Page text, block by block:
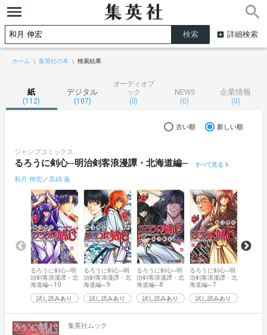
詳細検索
ホーム 集英社の本 検索結果
紙
(112)
デジタル
(107)
オーディオブ
ック
(0)
NEWS
(0)
企業情報
(0)
古い順 新しい順
ジャンプコミックス
るろうに剣心─明治剣客浪漫譚・北海道編─ すべて見る
和月 伸宏／黒碕 薫
るろうに剣心─明
治剣客浪漫譚・北
海道編─ 10
試し読みあり
るろうに剣心─明
治剣客浪漫譚・北
海道編─ 9
試し読みあり
るろうに剣心─明
治剣客浪漫譚・北
海道編─ 8
試し読みあり
るろうに剣心─明
治剣客浪漫譚・北
海道編─ 7
試し読みあり
集英社ムック